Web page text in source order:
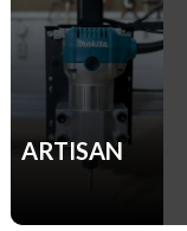
ARTISAN